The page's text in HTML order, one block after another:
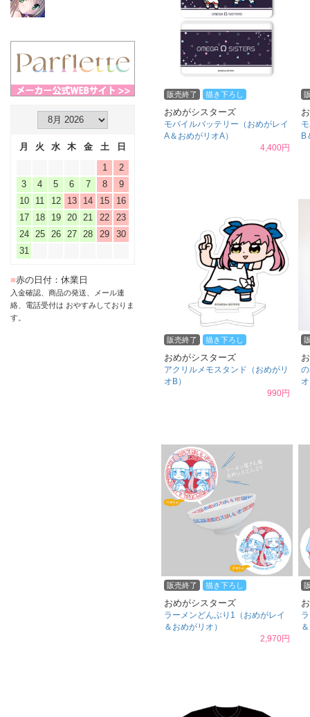
販売終了 描き下ろし
おめがシスターズ
モバイルバッテリー（おめがレイ
A＆おめがリオA）
4,400円
B
販売終了 描き下ろし
おめがシスターズ
アクリルメモスタンド（おめがリ
オB）
990円
販売終了 描き下ろし
おめがシスターズ
ラーメンどんぶり1（おめがレイ
＆おめがリオ）
2,970円
月 火 水 木 金 土
日
1
2
3
4 5 6 7 8
9
10
11 12 13 14 15
16
17
18 19 20 21 22
23
24
25 26 27 28 29
30
31
■赤の日付：休業日
入金確認、商品の発送、メール連
絡、電話受付は おやすみしておりま
す。